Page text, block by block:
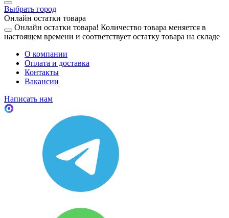
Выбрать город
Онлайн остатки товара
Онлайн остатки товара! Количество товара меняется в
настоящем времени и соответствует остатку товара на складе
О компании
Оплата и доставка
Контакты
Вакансии
Написать нам